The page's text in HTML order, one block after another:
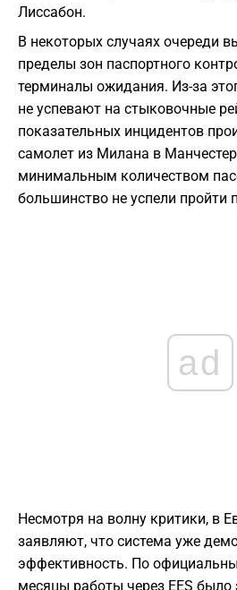
Лиссабон.
В некоторых случаях очереди
пределы зон паспортного
терминалы ожидания. Из-за
не успевают на стыковочные
показательных инцидентов
самолет из Милана в
минимальным количеством
большинство не успели пройти
ad
Несмотря на волну критики, в
заявляют, что система уже
эффективность. По
месяцы работы через EES было